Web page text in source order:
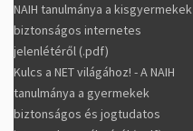
NAIH tanulmánya a kisgyermekek
biztonságos internetes
jelenlétéről (.pdf)
Kulcs a NET világához! - A NAIH
tanulmánya a gyermekek
biztonságos és jogtudatos